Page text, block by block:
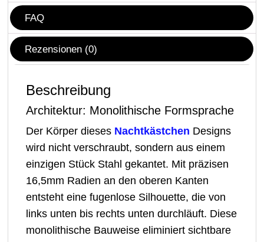
FAQ
Rezensionen (0)
Beschreibung
Architektur: Monolithische Formsprache
Der Körper dieses Nachtkästchen Designs
wird nicht verschraubt, sondern aus einem
einzigen Stück Stahl gekantet. Mit präzisen
16,5mm Radien an den oberen Kanten
entsteht eine fugenlose Silhouette, die von
links unten bis rechts unten durchläuft. Diese
monolithische Bauweise eliminiert sichtbare